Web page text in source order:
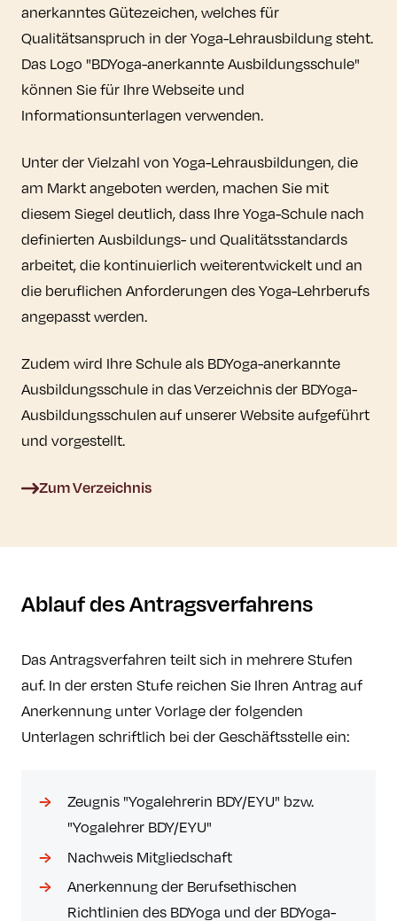
anerkanntes Gütezeichen, welches für
Qualitätsanspruch in der Yoga-Lehrausbildung steht.
Das Logo "BDYoga-anerkannte Ausbildungsschule"
können Sie für Ihre Webseite und
Informationsunterlagen verwenden.
Unter der Vielzahl von Yoga-Lehrausbildungen, die
am Markt angeboten werden, machen Sie mit
diesem Siegel deutlich, dass Ihre Yoga-Schule nach
definierten Ausbildungs- und Qualitätsstandards
arbeitet, die kontinuierlich weiterentwickelt und an
die beruflichen Anforderungen des Yoga-Lehrberufs
angepasst werden.
Zudem wird Ihre Schule als BDYoga-anerkannte
Ausbildungsschule in das Verzeichnis der BDYoga-
Ausbildungsschulen auf unserer Website aufgeführt
und vorgestellt.
Zum Verzeichnis
Ablauf des Antragsverfahrens
Das Antragsverfahren teilt sich in mehrere Stufen
auf. In der ersten Stufe reichen Sie Ihren Antrag auf
Anerkennung unter Vorlage der folgenden
Unterlagen schriftlich bei der Geschäftsstelle ein:
Zeugnis "Yogalehrerin BDY/EYU" bzw.
"Yogalehrer BDY/EYU"
Nachweis Mitgliedschaft
Anerkennung der Berufsethischen
Richtlinien des BDYoga und der BDYoga-